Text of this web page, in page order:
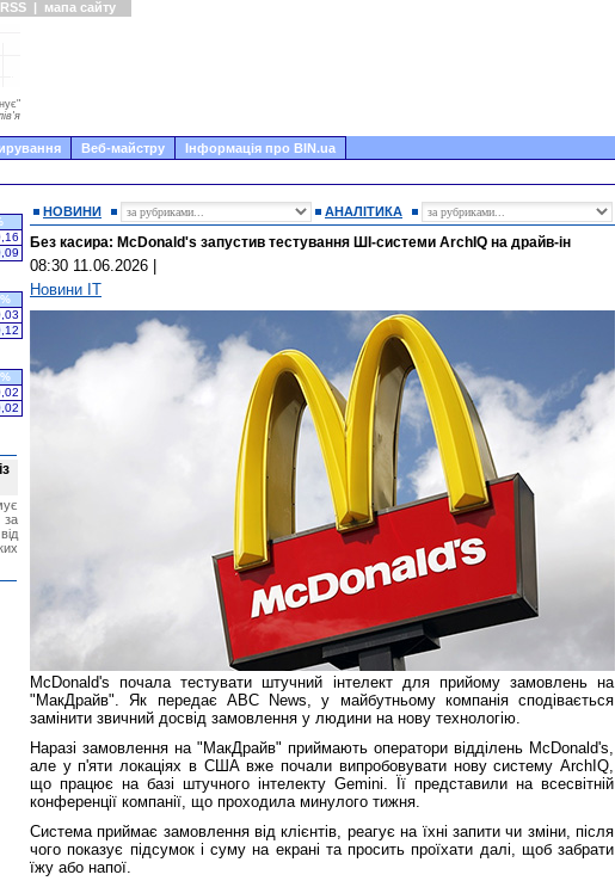
RSS | мапа сайту
Веб-майстру Інформація про BIN.ua
НОВИНИ АНАЛІТИКА
Без касира: McDonald's запустив тестування ШІ-системи ArchIQ на драйв-ін
08:30 11.06.2026
Новини IT
McDonald's почала тестувати штучний інтелект для прийому замовлень на
"МакДрайв". Як передає ABC News, у майбутньому компанія сподівається
замінити звичний досвід замовлення у людини на нову технологію.
Наразі замовлення на "МакДрайв" приймають оператори відділень McDonald's,
але у п'яти локаціях в США вже почали випробовувати нову систему ArchIQ,
що працює на базі штучного інтелекту Gemini. Її представили на всесвітній
конференції компанії, що проходила минулого тижня.
Система приймає замовлення від клієнтів, реагує на їхні запити чи зміни, після
чого показує підсумок і суму на екрані та просить проїхати далі, щоб забрати
їжу або напої.
%
%